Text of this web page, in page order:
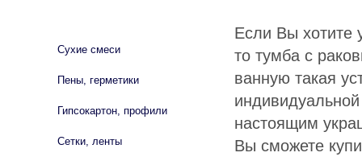
Если Вы хотите
то тумба с
ванную такая
настоящим
Вы сможете
Сухие смеси
Пены, герметики
Гипсокартон, профили
Сетки, ленты